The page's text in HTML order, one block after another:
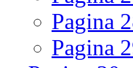
Pagina
Pagina